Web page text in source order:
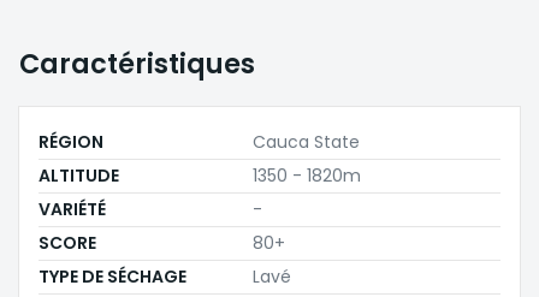
Caractéristiques
RÉGION
Cauca State
ALTITUDE
1350 - 1820m
VARIÉTÉ
-
SCORE
80+
TYPE DE SÉCHAGE
Lavé